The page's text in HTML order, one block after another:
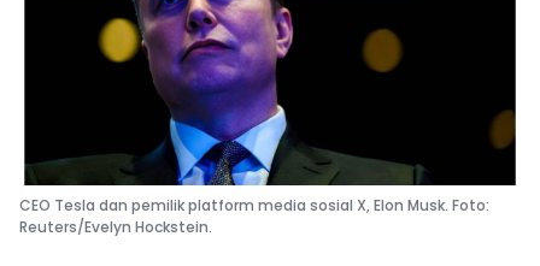
CEO Tesla dan pemilik platform media sosial X, Elon Musk. Foto:
Reuters/Evelyn Hockstein.